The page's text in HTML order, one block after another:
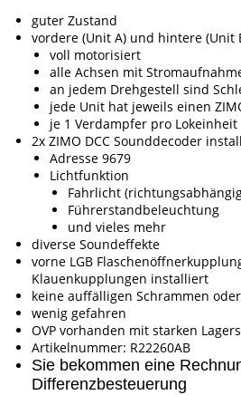
guter Zustand
vordere (Unit A) und hintere (Unit
voll motorisiert
alle Achsen mit
an jedem Drehgestell sind
jede Unit hat jeweils einen
je 1 Verdampfer pro Lokeinheit
2x ZIMO DCC Sounddecoder
Adresse 9679
Lichtfunktion
Fahrlicht
Führerstandbeleuchtung
und vieles mehr
diverse Soundeffekte
vorne LGB
Klauenkupplungen installiert
keine auffälligen Schrammen
wenig gefahren
OVP vorhanden mit starken
Artikelnummer: R22260AB
Sie bekommen eine
Differenzbesteuerung